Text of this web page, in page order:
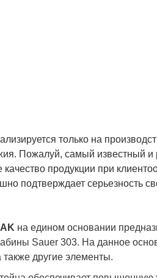
только на
Пожалуй, самый известный и
продукции при
подтверждает серьезность
на едином основании
Sauer 303. На данное
другие элементы.